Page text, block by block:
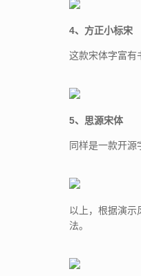
4、方正小标宋
这款宋体字富有
5、思源宋体
同样是一款开源
以上，根据演
法。